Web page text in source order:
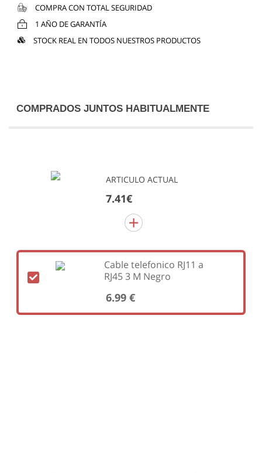
COMPRA CON TOTAL SEGURIDAD
1 AÑO DE GARANTÍA
STOCK REAL EN TODOS NUESTROS PRODUCTOS
COMPRADOS JUNTOS HABITUALMENTE
ARTICULO ACTUAL
7.41€
Cable telefonico RJ11 a
RJ45 3 M Negro
6.99 €